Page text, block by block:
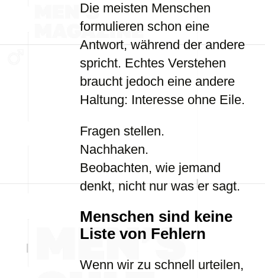
Die meisten Menschen
formulieren schon eine
Antwort, während der andere
spricht. Echtes Verstehen
braucht jedoch eine andere
Haltung: Interesse ohne Eile.
Fragen stellen.
Nachhaken.
Beobachten, wie jemand
denkt, nicht nur was er sagt.
Menschen sind keine
Liste von Fehlern
Wenn wir zu schnell urteilen,